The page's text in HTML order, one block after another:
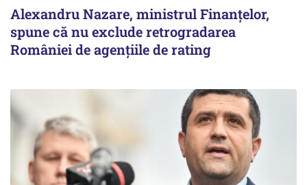
Alexandru Nazare, ministrul Finanţelor,
spune că nu exclude retrogradarea
României de agenţiile de rating